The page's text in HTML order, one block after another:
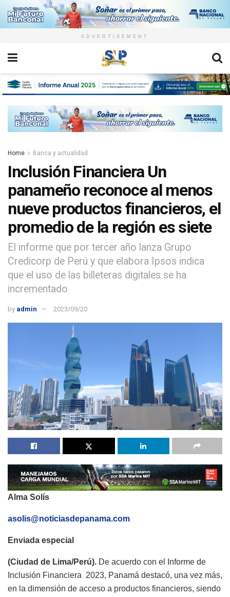
ADVERTISEMENT
Home Banca y actualidad
Inclusión Financiera Un
panameño reconoce al menos
nueve productos financieros, el
promedio de la región es siete
El informe que por tercer año lanza Grupo
Credicorp de Perú y que elabora Ipsos indica
que el uso de las billeteras digitales se ha
incrementado
by admin 2023/09/20
Alma Solís
asolis@noticiasdepanama.com
Enviada especial
(Ciudad de Lima/Perú). De acuerdo con el Informe de
Inclusión Financiera 2023, Panamá destacó, una vez más,
en la dimensión de acceso a productos financieros, siendo